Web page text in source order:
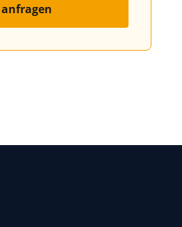
anfragen